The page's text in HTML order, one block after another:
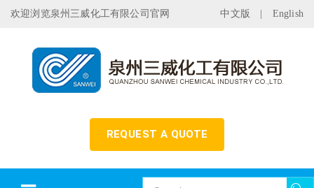
欢迎浏览泉州三威化工有限公司官网 中文版 English
REQUEST A QUOTE